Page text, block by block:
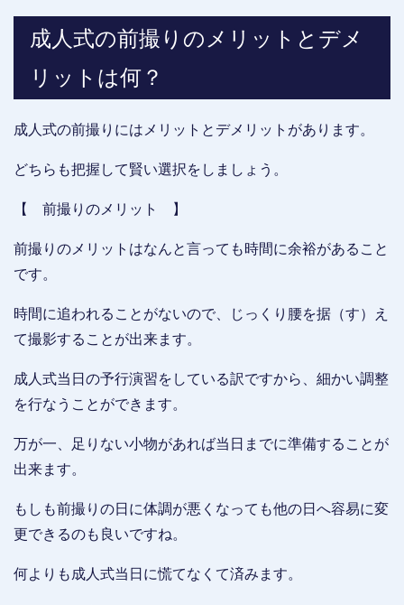
成人式の前撮りのメリットとデメ
リットは何？
成人式の前撮りにはメリットとデメリットがあります。
どちらも把握して賢い選択をしましょう。
【 前撮りのメリット 】
前撮りのメリットはなんと言っても時間に余裕があること
です。
時間に追われることがないので、じっくり腰を据（す）え
て撮影することが出来ます。
成人式当日の予行演習をしている訳ですから、細かい調整
を行なうことができます。
万が一、足りない小物があれば当日までに準備することが
出来ます。
もしも前撮りの日に体調が悪くなっても他の日へ容易に変
更できるのも良いですね。
何よりも成人式当日に慌てなくて済みます。